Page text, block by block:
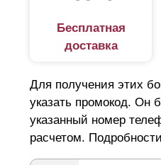
Бесплатная
доставка
Для получения этих
указать промокод. Он
указанный номер
расчетом.